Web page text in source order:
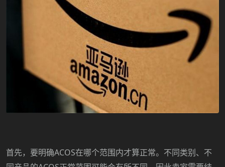
首先，要明确ACOS在哪个范围内才算正常。不同类别、不